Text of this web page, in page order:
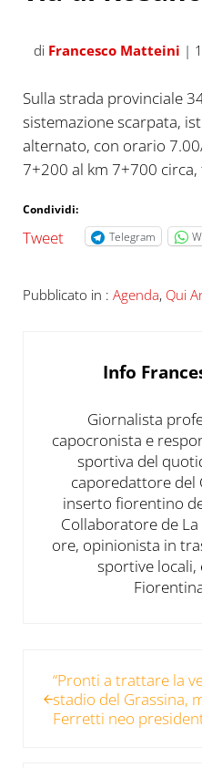
di Francesco Matteini |
Sulla strada provinciale
sistemazione scarpata,
alternato, con orario
7+200 al km 7+700
Condividi:
Tweet Telegram
Pubblicato in : Agenda, Qui
Info
Giornalista
capocronista e
sportiva del
caporedattore del
inserto fiorentino
Collaboratore de
ore, opinionista in
sportive
“Pronti a trattare la
stadio del Grassina,
Ferretti neo